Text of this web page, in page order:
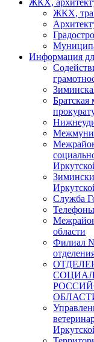
ЖКХ,
ЖКХ,
Информация
Служба
области
Филиал